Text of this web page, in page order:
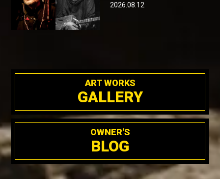
2026.08.12
ART WORKS
GALLERY
OWNER'S
BLOG